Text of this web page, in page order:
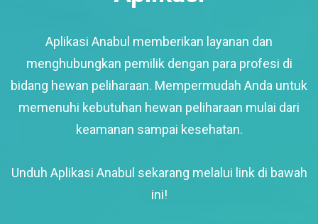
Aplikasi Anabul memberikan layanan dan
menghubungkan pemilik dengan para profesi di
bidang hewan peliharaan. Mempermudah Anda untuk
memenuhi kebutuhan hewan peliharaan mulai dari
keamanan sampai kesehatan.
Unduh Aplikasi Anabul sekarang melalui link di bawah
ini!